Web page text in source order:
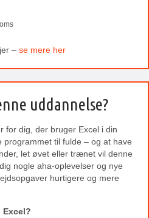
– se mere her
uddannelse?
for dig, der bruger Excel i din
til fulde – og at have
let øvet eller trænet vil denne
nogle aha-oplevelser og nye
hurtigere og mere
Excel?